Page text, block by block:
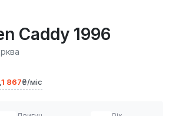
Caddy 1996
1 867₴/міс